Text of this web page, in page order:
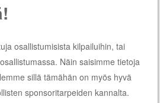
osallistumisista kilpailuihin, tai
Näin saisimme tietoja
sillä tämähän on myös hyvä
sponsoritarpeiden kannalta.